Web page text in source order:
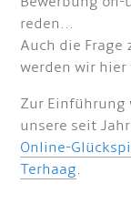
reden...
Auch die
werden wir
Zur Einführung
unsere seit
Online-
Terhaag.